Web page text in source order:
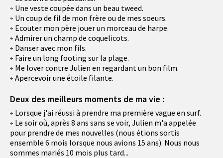
Une veste coupée dans un beau tweed.
Un coup de fil de mon frère ou de mes soeurs.
Ecouter mon père jouer un morceau de harpe.
Admirer un champ de coquelicots.
Danser avec mon fils.
Faire un long footing sur la plage.
Me lover contre Julien en regardant un bon film.
Apercevoir une étoile filante.
Deux des meilleurs moments de ma vie :
Lorsque j'ai réussi à prendre ma première vague en surf.
Le soir où, après 8 ans sans se voir, Julien m'a appelée
pour prendre de mes nouvelles (nous étions sortis
ensemble 6 mois lorsque nous avions 15 ans). Nous nous
sommes mariés 10 mois plus tard...